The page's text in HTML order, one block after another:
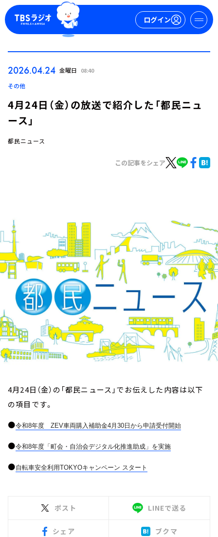
ログイン
イベント・グッズ
YouTube
会社情報
2026.04.24 金曜日 08:40
その他
4月24日（金）の放送で紹介した「都民ニュ
ース」
都民ニュース
この記事をシェア
4月24日（金）の「都民ニュース」でお伝えした内容は以下
の項目です。
●令和8年度ZEV車両購入補助金4月30 日から申請受付開始
●令和8年度「町会・自治会デジタル化推進助成」を実施
●自転車安全利用TOKYOキャンペーン スタート
ポスト LINEで送る
シェア ブクマ